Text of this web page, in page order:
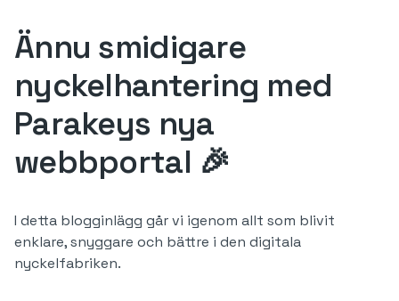
Ännu smidigare
nyckelhantering med
Parakeys nya
webbportal 🎉
I detta blogginlägg går vi igenom allt som blivit
enklare, snyggare och bättre i den digitala
nyckelfabriken.